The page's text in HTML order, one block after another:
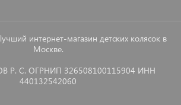
интернет-магазин детских колясок в
Москве.
Р. С. ОГРНИП 326508100115904 ИНН
440132542060